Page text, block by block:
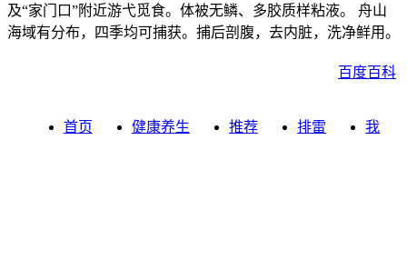
及“家门口”附近游弋觅食。体被无鳞、多胶质样粘液。 舟山
海域有分布，四季均可捕获。捕后剖腹，去内脏，洗净鲜用。
百度百科
首页 健康养生 推荐 排雷 我